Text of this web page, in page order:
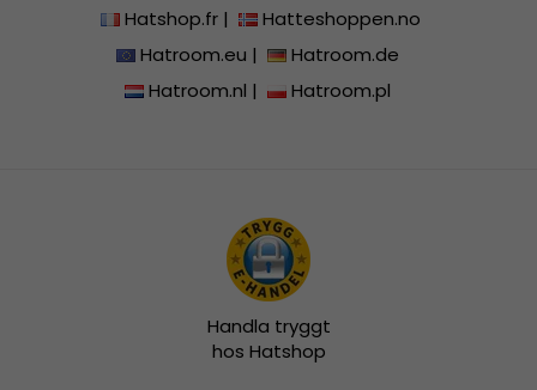
Hatshop.fr|
Hatteshoppen.no
Hatroom.eu |
Hatroom.de
Hatroom.nl | Hatroom.pl
Handla tryggt
hos Hatshop